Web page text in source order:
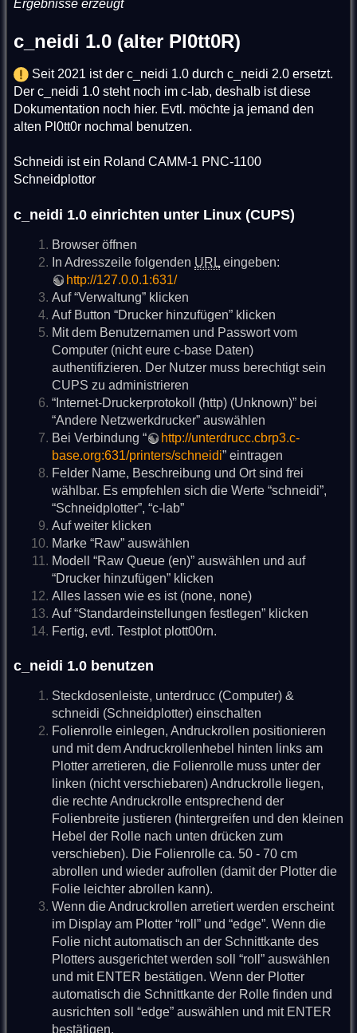
Ergebnisse erzeugt
c_neidi 1.0 (alter Pl0tt0R)
Seit 2021 ist der c_neidi 1.0 durch c_neidi 2.0 ersetzt.
Der c_neidi 1.0 steht noch im c-lab, deshalb ist diese
Dokumentation noch hier. Evtl. möchte ja jemand den
alten Pl0tt0r nochmal benutzen.
Schneidi ist ein Roland CAMM-1 PNC-1100
Schneidplottor
c_neidi 1.0 einrichten unter Linux (CUPS)
Browser öffnen
In Adresszeile folgenden URL eingeben:
http://127.0.0.1:631/
Auf “Verwaltung” klicken
Auf Button “Drucker hinzufügen” klicken
Mit dem Benutzernamen und Passwort vom
Computer (nicht eure c-base Daten)
authentifizieren. Der Nutzer muss berechtigt sein
CUPS zu administrieren
“Internet-Druckerprotokoll (http) (Unknown)” bei
“Andere Netzwerkdrucker” auswählen
Bei Verbindung “
http://unterdrucc.cbrp3.c-
base.org:631/printers/schneidi” eintragen
Felder Name, Beschreibung und Ort sind frei
wählbar. Es empfehlen sich die Werte “schneidi”,
“Schneidplotter”, “c-lab”
Auf weiter klicken
Marke “Raw” auswählen
Modell “Raw Queue (en)” auswählen und auf
“Drucker hinzufügen” klicken
Alles lassen wie es ist (none, none)
Auf “Standardeinstellungen festlegen” klicken
Fertig, evtl. Testplot plott00rn.
c_neidi 1.0 benutzen
Steckdosenleiste, unterdrucc (Computer) &
schneidi (Schneidplotter) einschalten
Folienrolle einlegen, Andruckrollen positionieren
und mit dem Andruckrollenhebel hinten links am
Plotter arretieren, die Folienrolle muss unter der
linken (nicht verschiebaren) Andruckrolle liegen,
die rechte Andruckrolle entsprechend der
Folienbreite justieren (hintergreifen und den kleinen
Hebel der Rolle nach unten drücken zum
verschieben). Die Folienrolle ca. 50 - 70 cm
abrollen und wieder aufrollen (damit der Plotter die
Folie leichter abrollen kann).
Wenn die Andruckrollen arretiert werden erscheint
im Display am Plotter “roll” und “edge”. Wenn die
Folie nicht automatisch an der Schnittkante des
Plotters ausgerichtet werden soll “roll” auswählen
und mit ENTER bestätigen. Wenn der Plotter
automatisch die Schnittkante der Rolle finden und
ausrichten soll “edge” auswählen und mit ENTER
bestätigen.